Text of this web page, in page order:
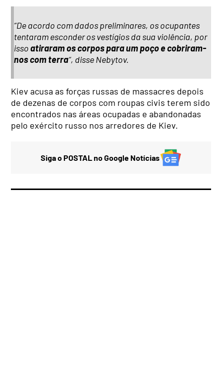
“De acordo com dados preliminares, os ocupantes
tentaram esconder os vestígios da sua violência, por
issoatiraram os corpos para um poço e cobriram-
nos com terra“, disse Nebytov.
Kiev acusa as forças russas de massacres depois
de dezenas de corpos com roupas civis terem sido
encontrados nas áreas ocupadas e abandonadas
pelo exército russo nos arredores de Kiev.
Siga o POSTAL no Google Notícias